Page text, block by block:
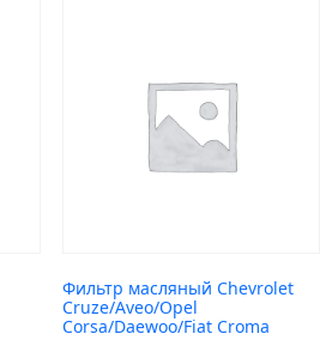
Фильтр масляный Chevrolet
Cruze/Aveo/Opel
Corsa/Daewoo/Fiat Croma